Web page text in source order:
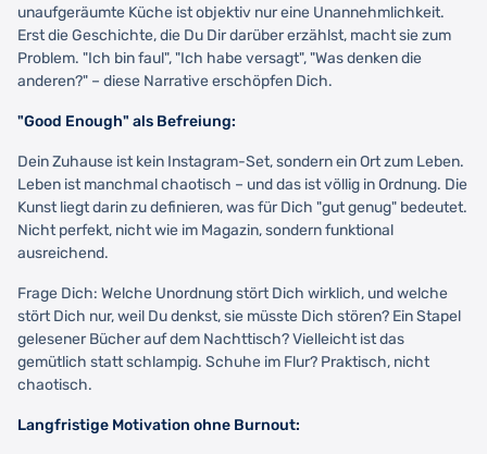
unaufgeräumte Küche ist objektiv nur eine Unannehmlichkeit.
Erst die Geschichte, die Du Dir darüber erzählst, macht sie zum
Problem. "Ich bin faul", "Ich habe versagt", "Was denken die
anderen?" – diese Narrative erschöpfen Dich.
"Good Enough" als Befreiung:
Dein Zuhause ist kein Instagram-Set, sondern ein Ort zum Leben.
Leben ist manchmal chaotisch – und das ist völlig in Ordnung. Die
Kunst liegt darin zu definieren, was für Dich "gut genug" bedeutet.
Nicht perfekt, nicht wie im Magazin, sondern funktional
ausreichend.
Frage Dich: Welche Unordnung stört Dich wirklich, und welche
stört Dich nur, weil Du denkst, sie müsste Dich stören? Ein Stapel
gelesener Bücher auf dem Nachttisch? Vielleicht ist das
gemütlich statt schlampig. Schuhe im Flur? Praktisch, nicht
chaotisch.
Langfristige Motivation ohne Burnout: